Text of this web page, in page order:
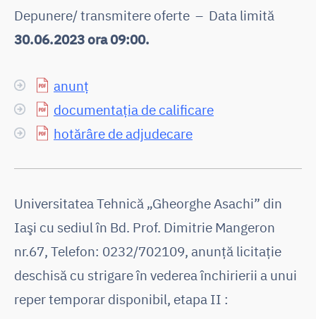
Depunere/ transmitere oferte – Data limită
30.06.2023 ora 09:00.
anunț
documentația de calificare
hotărâre de adjudecare
Universitatea Tehnică „Gheorghe Asachi” din
Iaşi cu sediul în Bd. Prof. Dimitrie Mangeron
nr.67, Telefon: 0232/702109, anunţă licitaţie
deschisă cu strigare în vederea închirierii a unui
reper temporar disponibil, etapa II :